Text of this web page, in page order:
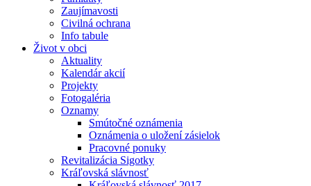
Zaujímavosti
Civilná ochrana
Info tabule
Život v obci
Aktuality
Kalendár akcií
Projekty
Fotogaléria
Oznamy
Smútočné oznámenia
Oznámenia o uložení zásielok
Pracovné ponuky
Revitalizácia Sigotky
Kráľovská slávnosť